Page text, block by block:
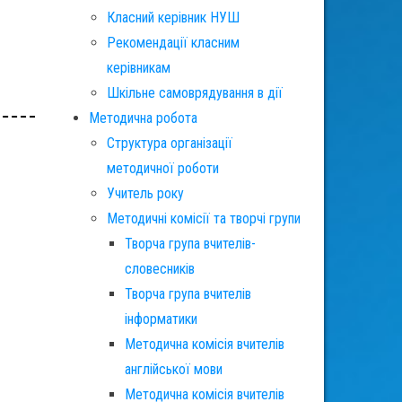
Класний керівник НУШ
Рекомендації класним
керівникам
Шкільне самоврядування в дії
Методична робота
Структура організації
методичної роботи
Учитель року
Методичні комісії та творчі групи
Творча група вчителів-
словесників
Творча група вчителів
інформатики
Методична комісія вчителів
англійської мови
Методична комісія вчителів